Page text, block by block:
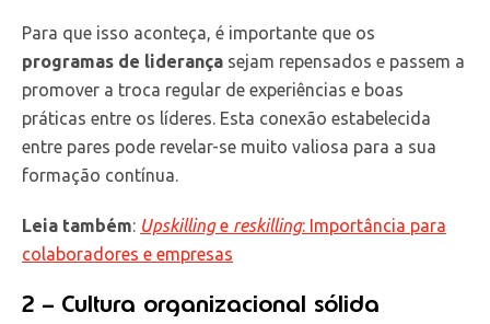
Para que isso aconteça, é importante que os
programas de liderança sejam repensados e passem a
promover a troca regular de experiências e boas
práticas entre os líderes. Esta conexão estabelecida
entre pares pode revelar-se muito valiosa para a sua
formação contínua.
Leia também: Upskillinge reskilling: Importância para
colaboradores e empresas
2 – Cultura organizacional sólida